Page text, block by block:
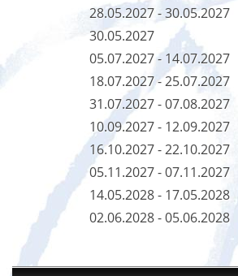
28.05.2027 - 30.05.2027
30.05.2027
05.07.2027 - 14.07.2027
18.07.2027 - 25.07.2027
31.07.2027 - 07.08.2027
10.09.2027 - 12.09.2027
16.10.2027 - 22.10.2027
05.11.2027 - 07.11.2027
14.05.2028 - 17.05.2028
02.06.2028 - 05.06.2028